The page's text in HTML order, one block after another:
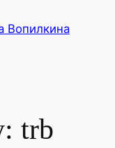
Вопилкина
trb